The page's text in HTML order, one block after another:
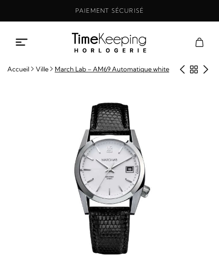
PAIEMENT SÉCURISÉ
Accueil Ville March Lab – AM69 Automatique white